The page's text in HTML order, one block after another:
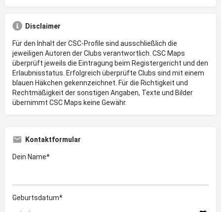
Disclaimer
Für den Inhalt der CSC-Profile sind ausschließlich die
jeweiligen Autoren der Clubs verantwortlich. CSC Maps
überprüft jeweils die Eintragung beim Registergericht und den
Erlaubnisstatus. Erfolgreich überprüfte Clubs sind mit einem
blauen Häkchen gekennzeichnet. Für die Richtigkeit und
Rechtmäßigkeit der sonstigen Angaben, Texte und Bilder
übernimmt CSC Maps keine Gewähr.
Kontaktformular
Dein Name*
Geburtsdatum*